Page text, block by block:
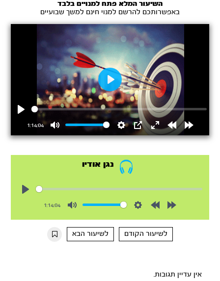
השיעור המלא פתח למנויים בלבד
באפשרותכם להרשם למנוי חינם למשך שבועיים
1:14:04
Mute Settings
PIP
EnterRewindForward
Play
נגן אודיו
1:14:04
10s
10s
לשיעור הקודם
לשיעור הבא
אין עדיין תגובות.